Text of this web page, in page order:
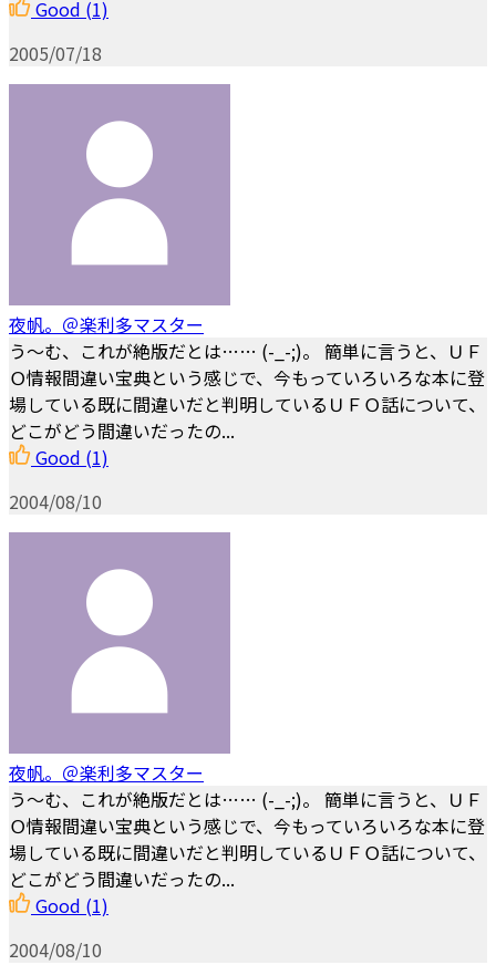
Good (1)
2005/07/18
夜帆。＠楽利多マスター
う～む、これが絶版だとは…… (-_-;)。 簡単に言うと、ＵＦ
Ｏ情報間違い宝典という感じで、今もっていろいろな本に登
場している既に間違いだと判明しているＵＦＯ話について、
どこがどう間違いだったの...
Good (1)
2004/08/10
夜帆。＠楽利多マスター
う～む、これが絶版だとは…… (-_-;)。 簡単に言うと、ＵＦ
Ｏ情報間違い宝典という感じで、今もっていろいろな本に登
場している既に間違いだと判明しているＵＦＯ話について、
どこがどう間違いだったの...
Good (1)
2004/08/10